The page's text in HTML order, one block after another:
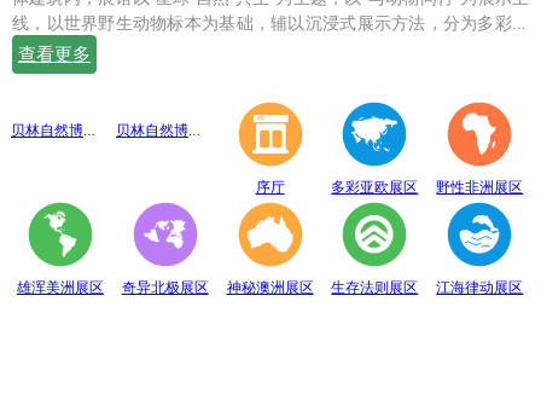
线，以世界野生动物标本为基础，辅以沉浸式展示方法，分为多彩亚
欧、野性非洲、雄浑美洲、奇异北极、神秘澳洲、生存法则、江海律
动、穹幕影院、勇敢者通道、互动体验等10个展示体验区，共展出七
查看更多
贝林自然博物馆趣味互动展区 贝林自然博物馆山海经奇展区
序厅 多彩亚欧展区 野性非洲展区
雄浑美洲展区 奇异北极展区 神秘澳洲展区 生存法则展区 江海律动展区